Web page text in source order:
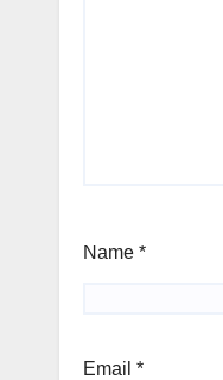
Name *
Email *